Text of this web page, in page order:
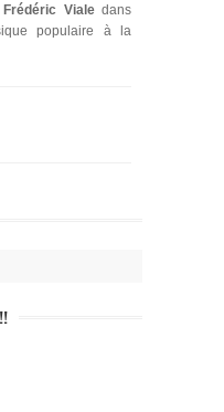
Frédéric Vialedans
populaire à la